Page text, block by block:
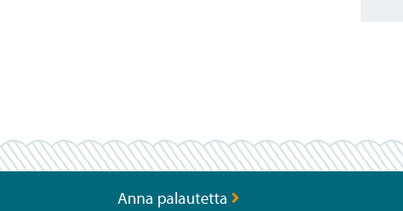
Anna palautetta